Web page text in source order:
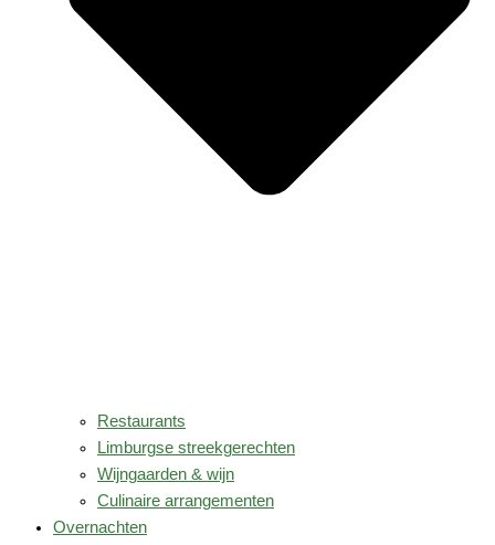
Restaurants
Limburgse streekgerechten
Wijngaarden & wijn
Culinaire arrangementen
Overnachten